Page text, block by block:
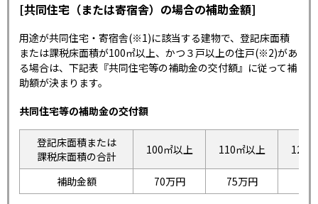
[共同住宅（または寄宿舎）の場合の補助金額]
用途が共同住宅・寄宿舎(※1)に該当する建物で、登記床面積
または課税床面積が100㎡以上、かつ３戸以上の住戸(※2)があ
る場合は、下記表『共同住宅等の補助金の交付額』に従って補
助額が決まります。
共同住宅等の補助金の交付額
登記床面積または
課税床面積の合計
100㎡以上 110㎡以上 120
補助金額 70万円 75万円